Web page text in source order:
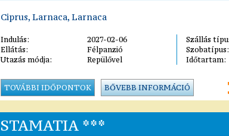
Ciprus, Larnaca, Larnaca
Indulás:
2027-02-06
Ellátás:
Félpanzió
Utazás módja:
Repülővel
Szállás
Szobatípus:
Időtartam:
TOVÁBBI IDŐPONTOK BŐVEBB INFORMÁCIÓ
STAMATIA ***